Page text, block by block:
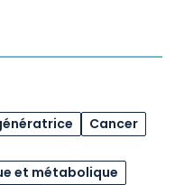
Cancer
et métabolique